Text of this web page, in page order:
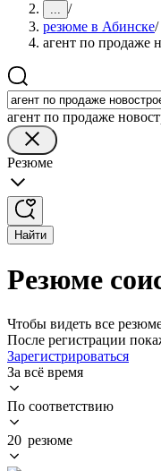
... /
резюме в Абинске/
агент по продаже
агент по продаже
Резюме
Найти
Резюме
Чтобы видеть все
После регистрации
Зарегистрироваться
За всё время
По соответствию
20 резюме